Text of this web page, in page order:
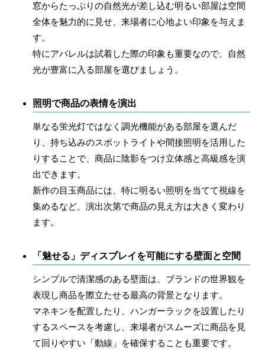
窓からたっぷりの自然光が差し込む明るい部屋は空間
全体を魅力的に見せ、来場者に心地よい印象を与えま
す。
特にアパレルは試着した際の印象も重要なので、自然
光が豊富に入る部屋を選びましょう。
照明で商品の表情を演出
単なる蛍光灯ではなく調光機能がある部屋を選んだ
り、持ち込みのスポットライトや間接照明を活用した
りすることで、商品に陰影をつけ立体感と高級感を演
出できます。
新作の目玉商品には、特に明るい照明を当てて視線を
集めるなど、演出次第で商品の見え方は大きく変わり
ます。
「魅せる」ディスプレイを可能にする壁面と空間
シンプルで清潔感のある壁面は、ブランドの世界観を
表現し商品を際立たせる最高の背景となります。
マネキンを配置したり、ハンガーラックを設置したり
するスペースを考慮し、来場者がスムーズに商品を見
て回りやすい「動線」を確保することも重要です。